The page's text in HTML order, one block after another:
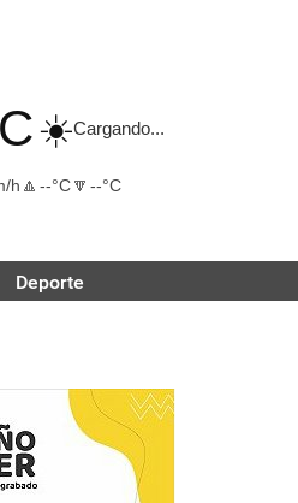
☀️Cargando...
h 🔼 --°C🔽 --°C
Deporte